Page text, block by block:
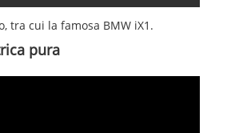
tra cui la famosa BMW iX1.
pura